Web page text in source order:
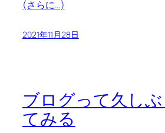
(さらに…)
2021年11月28日
ブログって久し
てみる